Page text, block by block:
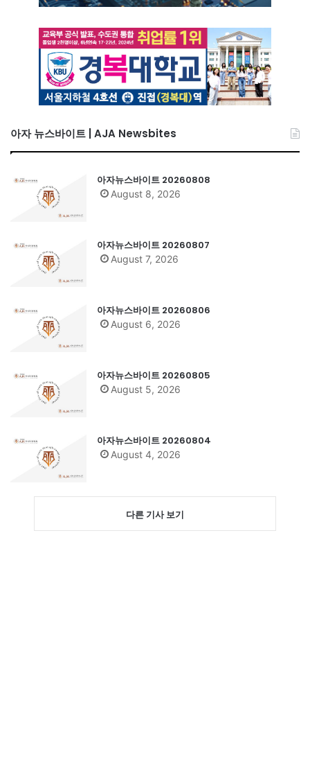
아자 뉴스바이트 | AJA Newsbites
아자뉴스바이트 20260808
August 8, 2026
아자뉴스바이트 20260807
August 7, 2026
아자뉴스바이트 20260806
August 6, 2026
아자뉴스바이트 20260805
August 5, 2026
아자뉴스바이트 20260804
August 4, 2026
다른 기사 보기